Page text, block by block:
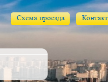
Схема проезда